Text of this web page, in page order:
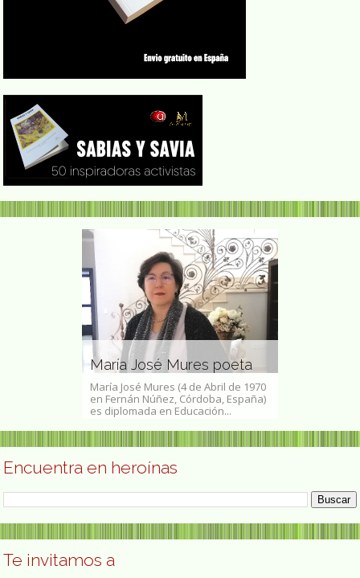
María José Mures poeta
María José Mures (4 de Abril de 1970
en Fernán Núñez, Córdoba, España)
es diplomada en Educación...
Encuentra en heroínas
Te invitamos a